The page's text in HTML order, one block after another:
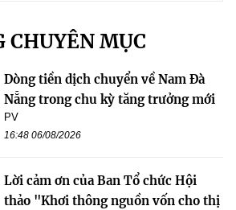
CHUYÊN MỤC
Dòng tiền dịch chuyển về Nam Đà
Nẵng trong chu kỳ tăng trưởng mới
PV
16:48 06/08/2026
Lời cảm ơn của Ban Tổ chức Hội
thảo "Khơi thông nguồn vốn cho thị